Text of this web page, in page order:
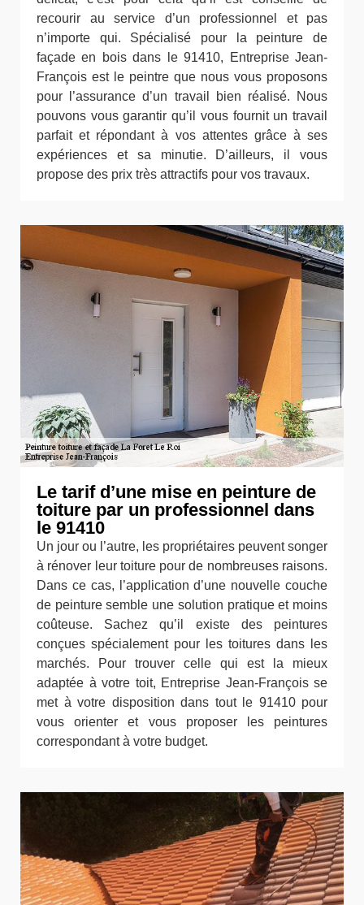
recourir au service d’un professionnel et pas
n’importe qui. Spécialisé pour la peinture de
façade en bois dans le 91410, Entreprise Jean-
François est le peintre que nous vous proposons
pour l’assurance d’un travail bien réalisé. Nous
pouvons vous garantir qu’il vous fournit un travail
parfait et répondant à vos attentes grâce à ses
expériences et sa minutie. D’ailleurs, il vous
propose des prix très attractifs pour vos travaux.
Le tarif d’une mise en peinture de
toiture par un professionnel dans
le 91410
Un jour ou l’autre, les propriétaires peuvent songer
à rénover leur toiture pour de nombreuses raisons.
Dans ce cas, l’application d’une nouvelle couche
de peinture semble une solution pratique et moins
coûteuse. Sachez qu’il existe des peintures
conçues spécialement pour les toitures dans les
marchés. Pour trouver celle qui est la mieux
adaptée à votre toit, Entreprise Jean-François se
met à votre disposition dans tout le 91410 pour
vous orienter et vous proposer les peintures
correspondant à votre budget.